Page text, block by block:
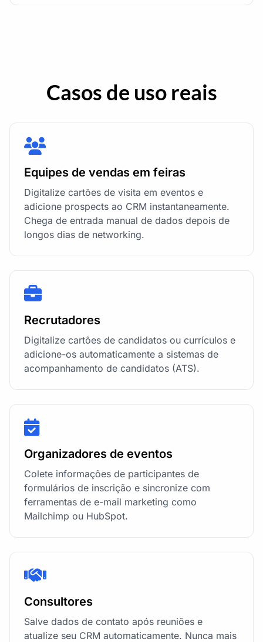
Casos de uso reais
Equipes de vendas em feiras
Digitalize cartões de visita em eventos e
adicione prospects ao CRM instantaneamente.
Chega de entrada manual de dados depois de
longos dias de networking.
Recrutadores
Digitalize cartões de candidatos ou currículos e
adicione-os automaticamente a sistemas de
acompanhamento de candidatos (ATS).
Organizadores de eventos
Colete informações de participantes de
formulários de inscrição e sincronize com
ferramentas de e-mail marketing como
Mailchimp ou HubSpot.
Consultores
Salve dados de contato após reuniões e
atualize seu CRM automaticamente. Nunca mais